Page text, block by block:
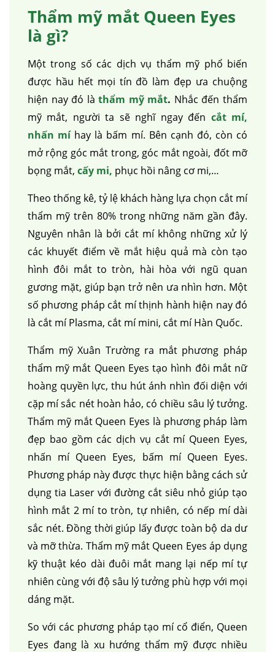
Thẩm mỹ mắt Queen Eyes
là gì?
Một trong số các dịch vụ thẩm mỹ phổ biến
được hầu hết mọi tín đồ làm đẹp ưa chuộng
hiện nay đó làthẩm mỹ mắt. Nhắc đến thẩm
mỹ mắt, người ta sẽ nghĩ ngay đến cắt mí,
nhấn mí hay là bấm mí. Bên cạnh đó, còn có
mở rộng góc mắt trong, góc mắt ngoài, đốt mỡ
bọng mắt, cấy mi, phục hồi nâng cơ mi,…
Theo thống kê, tỷ lệ khách hàng lựa chọn cắt mí
thẩm mỹ trên 80% trong những năm gần đây.
Nguyên nhân là bởi cắt mí không những xử lý
các khuyết điểm về mắt hiệu quả mà còn tạo
hình đôi mắt to tròn, hài hòa với ngũ quan
gương mặt, giúp bạn trở nên ưa nhìn hơn. Một
số phương pháp cắt mí thịnh hành hiện nay đó
là cắt mí Plasma, cắt mí mini, cắt mí Hàn Quốc.
Thẩm mỹ Xuân Trường ra mắt phương pháp
thẩm mỹ mắt Queen Eyes tạo hình đôi mắt nữ
hoàng quyền lực, thu hút ánh nhìn đối diện với
cặp mí sắc nét hoàn hảo, có chiều sâu lý tưởng.
Thẩm mỹ mắt Queen Eyes là phương pháp làm
đẹp bao gồm các dịch vụ cắt mí Queen Eyes,
nhấn mí Queen Eyes, bấm mí Queen Eyes.
Phương pháp này được thực hiện bằng cách sử
dụng tia Laser với đường cắt siêu nhỏ giúp tạo
hình mắt 2 mí to tròn, tự nhiên, có nếp mí dài
sắc nét. Đồng thời giúp lấy được toàn bộ da dư
và mỡ thừa. Thẩm mỹ mắt Queen Eyes áp dụng
kỹ thuật kéo dài đuôi mắt mang lại nếp mí tự
nhiên cùng với độ sâu lý tưởng phù hợp với mọi
dáng mặt.
So với các phương pháp tạo mí cổ điển, Queen
Eyes đang là xu hướng thẩm mỹ được nhiều